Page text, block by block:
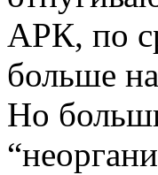
АРК, по
больше
Но